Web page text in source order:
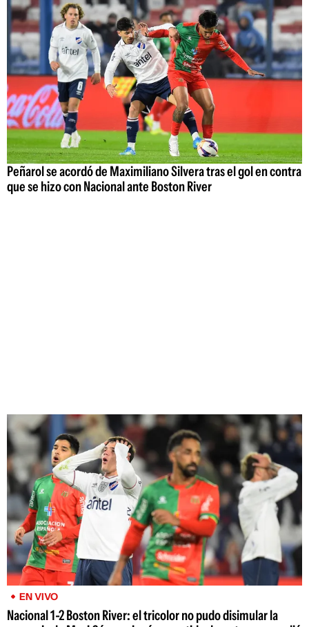
Peñarol se acordó de Maximiliano Silvera tras el gol en contra
que se hizo con Nacional ante Boston River
EN VIVO
Nacional 1-2 Boston River: el tricolor no pudo disimular la